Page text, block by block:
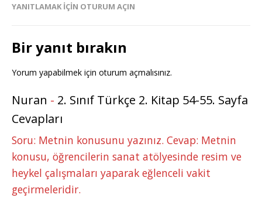
YANITLAMAK IÇIN OTURUM AÇIN
Bir yanıt bırakın
Yorum yapabilmek için oturum açmalısınız.
Nuran - 2. Sınıf Türkçe 2. Kitap 54-55. Sayfa
Cevapları
Soru: Metnin konusunu yazınız. Cevap: Metnin
konusu, öğrencilerin sanat atölyesinde resim ve
heykel çalışmaları yaparak eğlenceli vakit
geçirmeleridir.